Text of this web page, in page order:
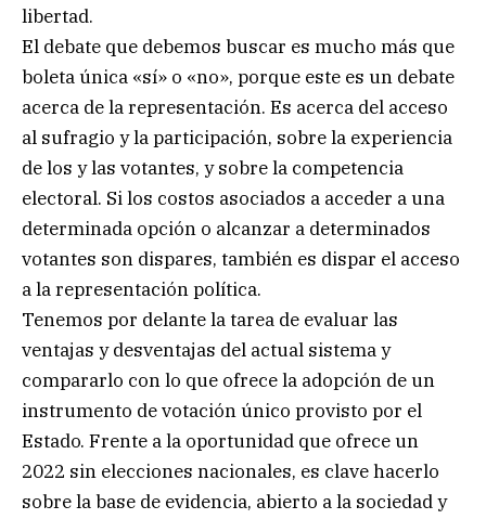
libertad.
El debate que debemos buscar es mucho más que
boleta única «sí» o «no», porque este es un debate
acerca de la representación. Es acerca del acceso
al sufragio y la participación, sobre la experiencia
de los y las votantes, y sobre la competencia
electoral. Si los costos asociados a acceder a una
determinada opción o alcanzar a determinados
votantes son dispares, también es dispar el acceso
a la representación política.
Tenemos por delante la tarea de evaluar las
ventajas y desventajas del actual sistema y
compararlo con lo que ofrece la adopción de un
instrumento de votación único provisto por el
Estado. Frente a la oportunidad que ofrece un
2022 sin elecciones nacionales, es clave hacerlo
sobre la base de evidencia, abierto a la sociedad y